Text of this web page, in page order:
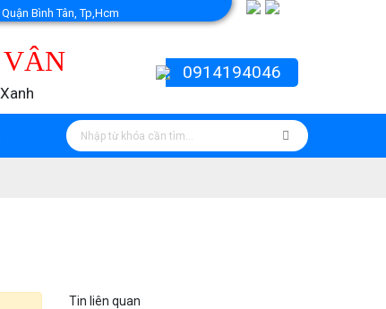
Bình Tân, Tp,Hcm
VÂN 0914194046
Tin liên quan